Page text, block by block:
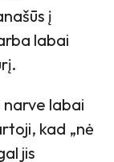
į
labai
narve labai
kad „nė
jis